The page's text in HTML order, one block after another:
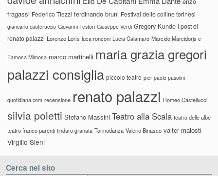
fragassi Federico Tiezzi ferdinando bruni Festival delle colline torinesi
giancarlo cauteruccio Giovanni Testori Giuseppe Verdi Gregory Kunde i post di
renato palazzi Lorenzo Loris luca ronconi Lucia Calamaro Marcido Marcidorjs e
Famosa Mimosa marco martinelli maria grazia gregori
palazzi consiglia piccolo teatro pier paolo pasolini
quotidiana.com recensione renato palazzi Romeo Castellucci
silvia poletti Stefano Massini Teatro alla Scala teatro delle albe
teatro franco parenti tindaro granata Torinodanza Valerio Binasco valter malosti
Virgilio Sieni
Cerca nel sito